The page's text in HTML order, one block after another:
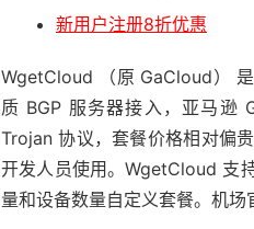
新用户注册8折优惠
WgetCloud （原 GaCloud）
质 BGP 服务器接入，亚马逊
Trojan 协议，套餐价格相对偏
开发人员使用。WgetCloud 支
量和设备数量自定义套餐。机场